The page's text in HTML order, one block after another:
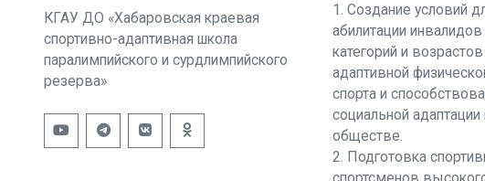
КГАУ ДО «Хабаровская краевая
спортивно-адаптивная школа
паралимпийского и сурдлимпийского
резерва»
1. Создание условий
абилитации
категорий и
адаптивной
спорта и
социальной адаптации
обществе.
2. Подготовка